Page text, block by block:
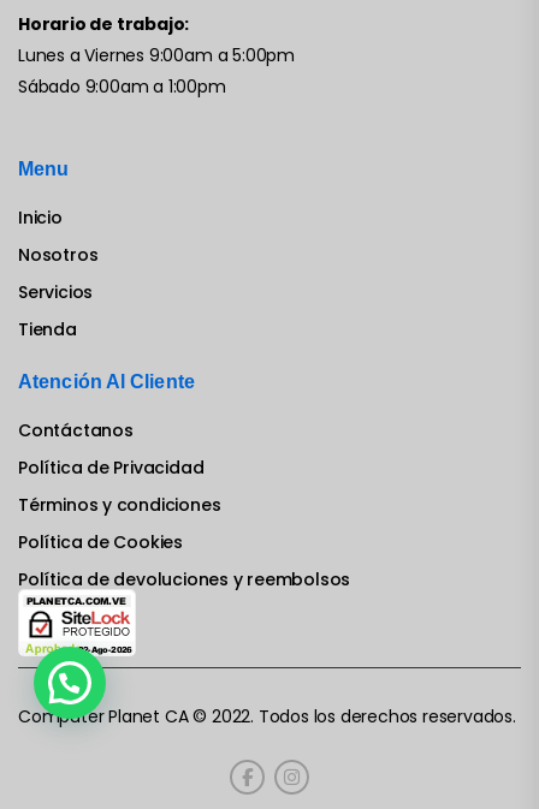
Horario de trabajo:
Lunes a Viernes 9:00am a 5:00pm
Sábado 9:00am a 1:00pm
Menu
Inicio
Nosotros
Servicios
Tienda
Atención Al Cliente
Contáctanos
Política de Privacidad
Términos y condiciones
Política de Cookies
Política de devoluciones y reembolsos
Computer Planet CA © 2022. Todos los derechos reservados.